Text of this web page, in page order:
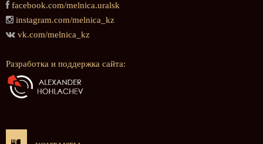
facebook.com/melnica.uralsk
instagram.com/melnica_kz
vk.com/melnica_kz
Разработка и поддержка сайта: